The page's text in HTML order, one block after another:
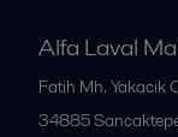
Alfa Laval
Fatih Mh. Yakacik
34885